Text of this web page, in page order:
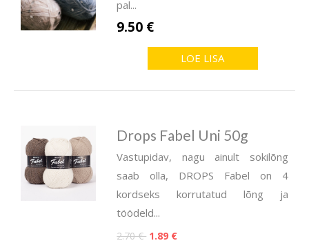
pal...
9.50 €
LOE LISA
Drops Fabel Uni 50g
Vastupidav, nagu ainult sokilõng
saab olla, DROPS Fabel on 4
kordseks korrutatud lõng ja
töödeld...
2.70 € 1.89 €